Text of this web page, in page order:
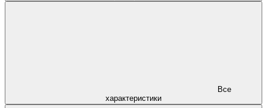
характеристики